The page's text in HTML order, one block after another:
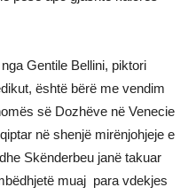
Gentile Bellini, piktori
është bërë me vendim
së Dozhëve në Venecie
në shenjë mirënjohjeje e
Skënderbeu janë takuar
muaj para vdekjes